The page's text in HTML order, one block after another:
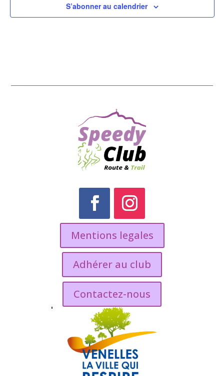
S’abonner au calendrier
Mentions legales
Adhérer au club
Contactez-nous